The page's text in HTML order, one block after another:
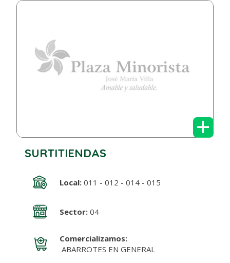
+
SURTITIENDAS
Local:011 - 012 - 014 - 015
Sector:04
Comercializamos:
ABARROTES EN GENERAL